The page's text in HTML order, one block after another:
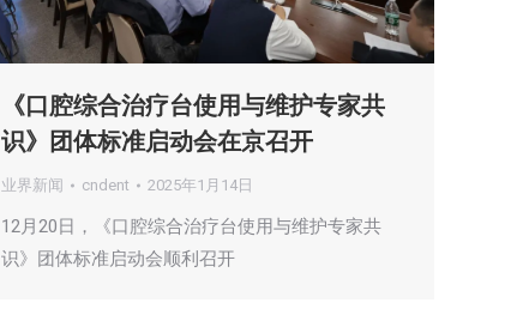
《口腔综合治疗台使用与维护专家共
识》团体标准启动会在京召开
业界新闻 cndent 2025年1月14日
12月20日，《口腔综合治疗台使用与维护专家共
识》团体标准启动会顺利召开